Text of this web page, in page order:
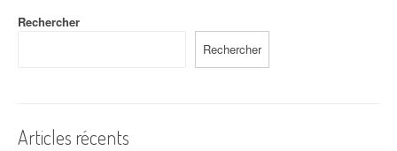
Rechercher
Rechercher
Articles récents